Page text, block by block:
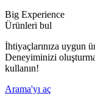
Big Experience
Ürünleri bul
İhtiyaçlarınıza uygun
Deneyiminizi
kullanın!
Arama'yı aç